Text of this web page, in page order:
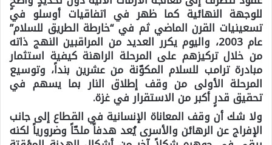
للوجهة النهائية كما ظهر في اتفاقيات أوسلو في
تسعينيات القرن الماضي ثم في “خارطة الطريق للسلام”
عام 2003، واليوم يكرر العديد من المراقبين النهج ذاته
من خلال تركيزهم على المرحلة الراهنة كيفية استثمار
مبادرة ترامب للسلام المكوّنة من عشرين بنداً، وتوسيع
المرحلة الأولى من وقف إطلاق النار بما يسهم في
تحقيق قدرٍ أكبر من الاستقرار في غزة.
ولا شك أن وقف المعاناة الإنسانية في القطاع إلى جانب
الإفراج عن الرهائن والأسرى يُعد هدفاً ملحّاً وضرورياً لكنه